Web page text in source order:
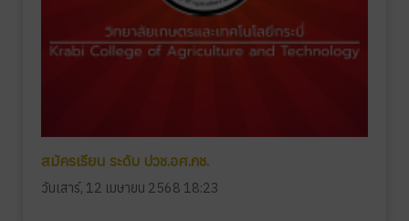
สมัครเรียน ระดับ ปวช.อศ.กช.
วันเสาร์, 12 เมษายน 2568 18:23